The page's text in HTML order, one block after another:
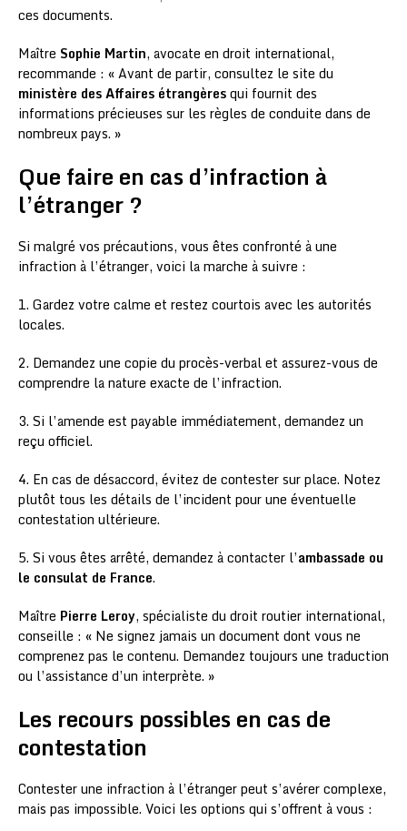
ces documents.
Maître Sophie Martin, avocate en droit international,
recommande : « Avant de partir, consultez le site du
ministère des Affaires étrangèresqui fournit des
informations précieuses sur les règles de conduite dans de
nombreux pays. »
Que faire en cas d’infraction à
l’étranger ?
Si malgré vos précautions, vous êtes confronté à une
infraction à l’étranger, voici la marche à suivre :
1. Gardez votre calme et restez courtois avec les autorités
locales.
2. Demandez une copie du procès-verbal et assurez-vous de
comprendre la nature exacte de l’infraction.
3. Si l’amende est payable immédiatement, demandez un
reçu officiel.
4. En cas de désaccord, évitez de contester sur place. Notez
plutôt tous les détails de l’incident pour une éventuelle
contestation ultérieure.
5. Si vous êtes arrêté, demandez à contacter l’ambassade ou
le consulat de France.
Maître Pierre Leroy, spécialiste du droit routier international,
conseille : « Ne signez jamais un document dont vous ne
comprenez pas le contenu. Demandez toujours une traduction
ou l’assistance d’un interprète. »
Les recours possibles en cas de
contestation
Contester une infraction à l’étranger peut s’avérer complexe,
mais pas impossible. Voici les options qui s’offrent à vous :